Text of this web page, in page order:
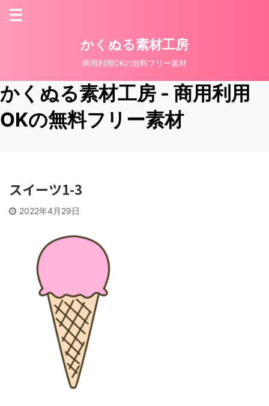
かくぬる素材工房
商用利用OKの無料フリー素材
かくぬる素材工房 - 商用利用
OKの無料フリー素材
スイーツ1-3
2022年4月29日